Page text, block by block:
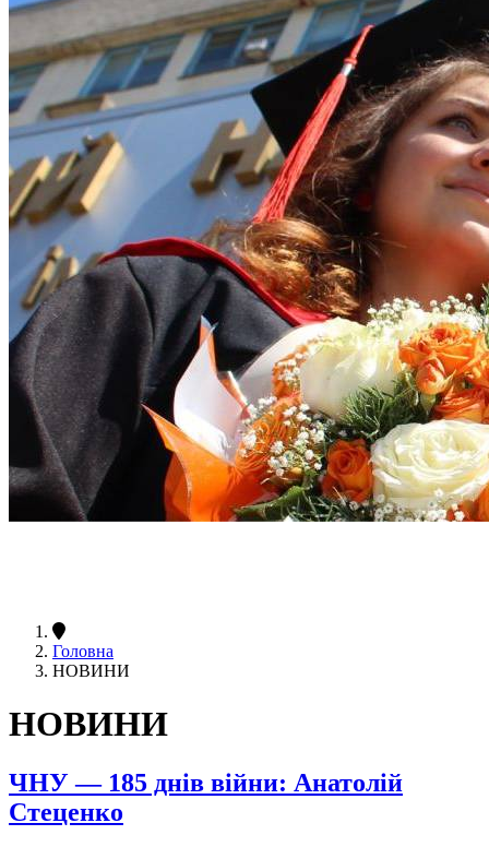
Головна
НОВИНИ
НОВИНИ
ЧНУ — 185 днів війни: Анатолій
Стеценко